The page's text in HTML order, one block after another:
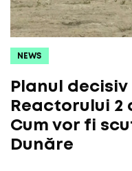
NEWS
Planul
Reactorului 2
Cum vor fi
Dunăre